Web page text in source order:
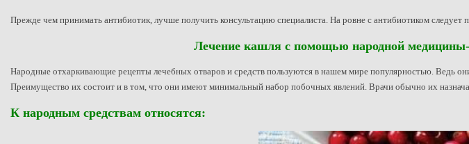
Прежде чем принимать антибиотик, лучше получить консультацию специалиста. На ровне с антибиотиком следует
Лечение кашля с помощью народной
Народные отхаркивающие рецепты лечебных отваров и средств пользуются в нашем мире популярностью. Ведь
Преимущество их состоит и в том, что они имеют минимальный набор побочных явлений. Врачи обычно их
К народным средствам относятся: